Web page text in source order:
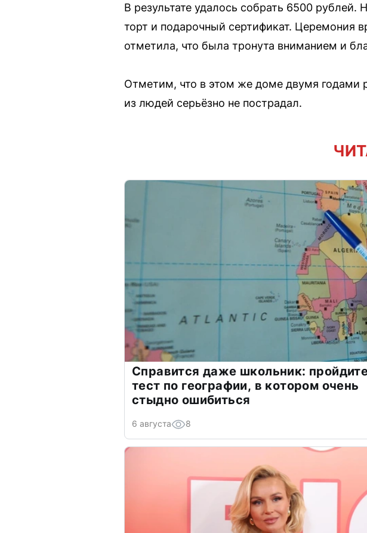
В результате удалось собрать 6500
торт и подарочный сертификат. Церемония
отметила, что была тронута вниманием и
Отметим, что в этом же доме двумя годами
из людей серьёзно не пострадал.
Справится даже школьник:
тест по географии, в котором очень
стыдно ошибиться
6 августа 8